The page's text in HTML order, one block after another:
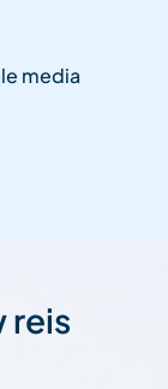
media
reis